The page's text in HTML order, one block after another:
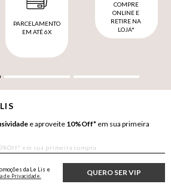
PARCELAMENTO
EM ATÉ 6X
COMPRE
ONLINE E
RETIRE NA
LOJA*
e aproveite 10%Off* em sua primeira
QUERO SER VIP
da Le Lis e
de Privacidade.